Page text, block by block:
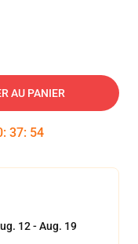
AU PANIER
: 37: 54
12 - Aug. 19